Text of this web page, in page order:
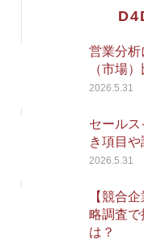
営業分析
（市場
2026.5.31
セール
き項目
2026.5.31
【競合
略調査で
は？